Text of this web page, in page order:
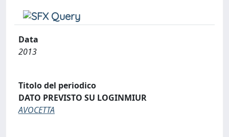
Data
2013
Titolo del periodico
DATO PREVISTO SU LOGINMIUR
AVOCETTA